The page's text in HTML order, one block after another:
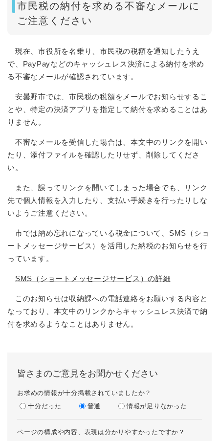
市民税の納付を求める不審なメールに
ご注意ください
現在、市役所を名乗り、市民税の税額を通知したうえ
で、PayPayなどのキャッシュレス決済による納付を求め
る不審なメールが確認されています。
安曇野市では、市民税の税額をメールでお知らせするこ
とや、特定の決済アプリを指定して納付を求めることはあ
りません。
不審なメールを受信した場合は、本文中のリンクを開い
たり、添付ファイルを確認したりせず、削除してくださ
い。
また、誤ってリンクを開いてしまった場合でも、リンク
先で個人情報を入力したり、支払い手続きを行ったりしな
いようご注意ください。
市では納め忘れになっている税金について、SMS（ショ
ートメッセージサービス）を活用した納税のお知らせを行
っています。
SMS（ショートメッセージサービス）の詳細
このお知らせは収納課への電話連絡をお願いする内容と
なっており、本文中のリンクからキャッシュレス決済で納
付を求めるようなことはありません。
皆さまのご意見をお聞かせください
お求めの情報が十分掲載されていましたか？
十分だった
普通 情報が足りなかった
ページの構成や内容、表現は分かりやすかったですか？